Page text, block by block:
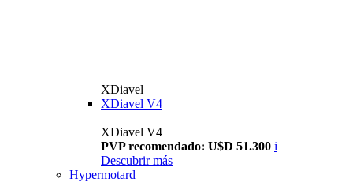
XDiavel
XDiavel V4
XDiavel V4
PVP recomendado: U$D 51.300 i
Descubrir más
Hypermotard